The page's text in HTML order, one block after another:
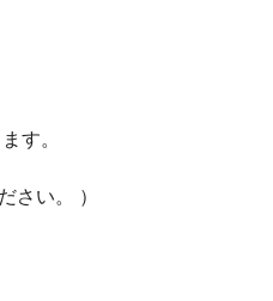
す。
さい。 ）